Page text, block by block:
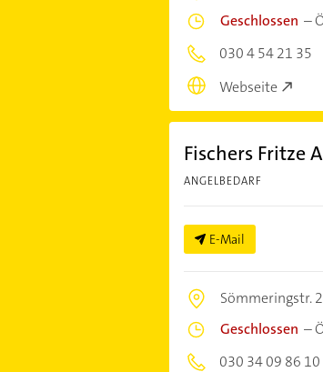
Geschlossen –
030 4 54 21 35
Webseite
Fischers Fritze
ANGELBEDARF
E-Mail
Sömmeringstr.
Geschlossen –
030 34 09 86 10